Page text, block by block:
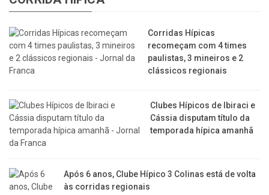
Corridas Hípicas
recomeçam com 4 times
paulistas, 3 mineiros e 2
clássicos regionais
Clubes Hípicos de Ibiraci e
Cássia disputam título da
temporada hípica amanhã
Após 6 anos, Clube Hípico 3 Colinas está de volta
às corridas regionais